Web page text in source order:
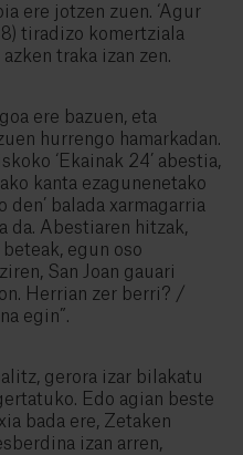
ere jotzen zuen. ‘Agur
tiradizo komertziala
traka izan zen.
ere bazuen, eta
hurrengo hamarkadan.
‘Ekainak 24’ abestia,
kanta ezagunenetako
den’ balada xarmagarria
da. Abestiaren hitzak,
egun oso
San Joan gauari
Herrian zer berri? /
egin”.
gerora izar bilakatu
Edo agian beste
bada ere, Zetaken
izan arren,